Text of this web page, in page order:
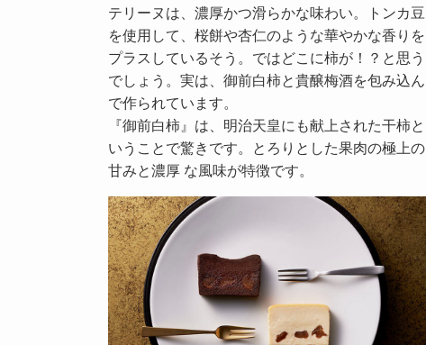
テリーヌは、濃厚かつ滑らかな味わい。トンカ豆
を使用して、桜餅や杏仁のような華やかな香りを
プラスしているそう。ではどこに柿が！？と思う
でしょう。実は、御前白柿と貴醸梅酒を包み込ん
で作られています。
『御前白柿』は、明治天皇にも献上された干柿と
いうことで驚きです。とろりとした果肉の極上の
甘みと濃厚 な風味が特徴です。